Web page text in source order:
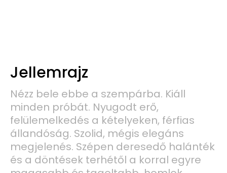
Jellemrajz
Nézz bele ebbe a szempárba. Kiáll
minden próbát. Nyugodt erő,
felülemelkedés a kételyeken, férfias
állandóság. Szolid, mégis elegáns
megjelenés. Szépen deresedő halánték
és a döntések terhétől a korral egyre